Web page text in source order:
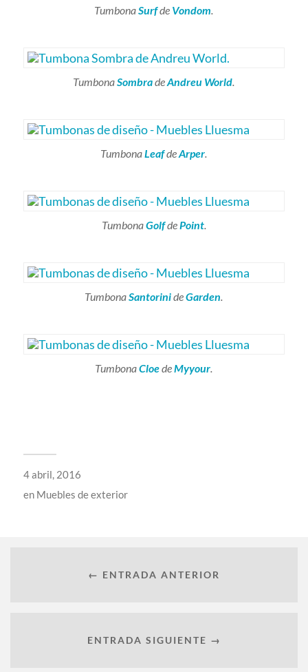
TumbonaSurfde Vondom.
TumbonaSombradeAndreu World.
TumbonaLeafdeArper.
TumbonaGolfdePoint.
TumbonaSantorinideGarden.
TumbonaCloedeMyyour.
4 abril, 2016
en Muebles de exterior
← ENTRADA ANTERIOR
ENTRADA SIGUIENTE →